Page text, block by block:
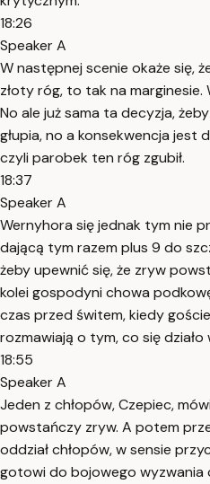
18:26
Speaker A
W następnej scenie okaże się,
złoty róg, to tak na
No ale już sama ta decyzja,
głupia, no a konsekwencja jest
czyli parobek ten róg zgubił.
18:37
Speaker A
Wernyhora się jednak tym nie
dającą tym razem plus 9 do
żeby upewnić się, że zryw
kolei gospodyni chowa
czas przed świtem, kiedy
rozmawiają o tym, co się działo
18:55
Speaker A
Jeden z chłopów, Czepiec,
powstańczy zryw. A potem
oddział chłopów, w sensie
gotowi do bojowego wyzwania